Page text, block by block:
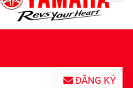
ĐĂNG KÝ